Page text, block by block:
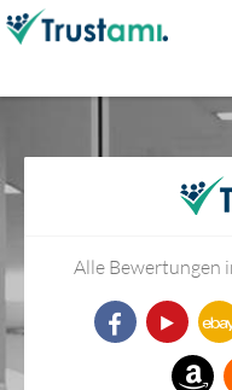
Alle Bewertungen